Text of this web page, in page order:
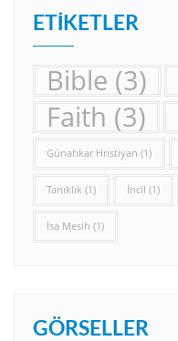
ETIKETLER
Bible (3)
Faith (3)
Günahkar Hristiyan (1)
Tanıklık (1) İncil (1)
İsa Mesih (1)
GÖRSELLER